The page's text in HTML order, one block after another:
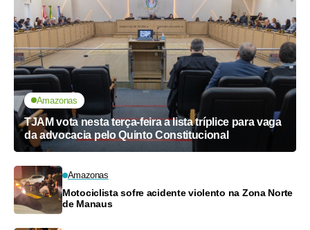
Amazonas
TJAM vota nesta terça-feira a lista tríplice para vaga
da advocacia pelo Quinto Constitucional
Amazonas
Motociclista sofre acidente violento na Zona Norte
de Manaus